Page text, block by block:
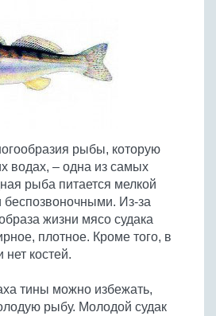
рыбы, которую
водах, – одна из самых
рыба питается мелкой
Из-за
жизни мясо судака
плотное. Кроме того, в
нет костей.
тины можно избежать,
рыбу. Молодой судак